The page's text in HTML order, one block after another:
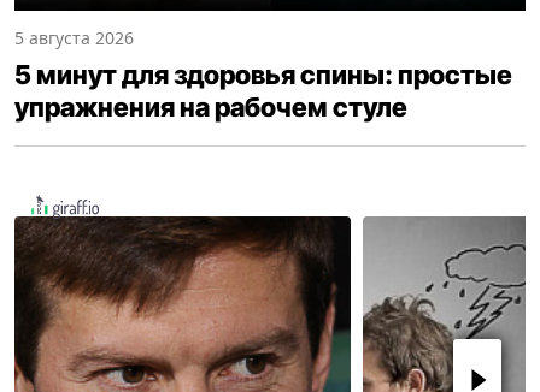
5 августа 2026
5 минут для здоровья спины: простые
упражнения на рабочем стуле